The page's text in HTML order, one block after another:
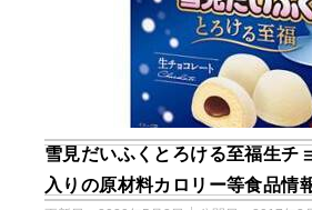
雪見だいふくとろける至福生チ
入りの原材料カロリー等食品情